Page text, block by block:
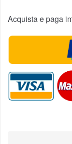
Acquista e paga